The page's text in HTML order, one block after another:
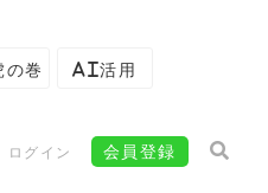
巻 AI活用
ログイン 会員登録